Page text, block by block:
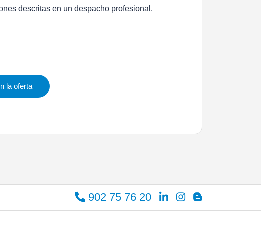
descritas en un despacho profesional.
la oferta
902 75 76 20